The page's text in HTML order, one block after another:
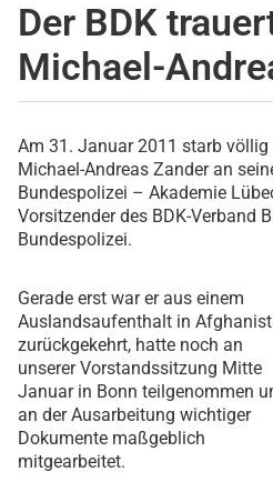
Der BDK
Michael-
Am 31. Januar 2011 starb
Michael-Andreas Zander an
Bundespolizei – Akademie
Vorsitzender des BDK-Verband
Bundespolizei.
Gerade erst war er aus einem
Auslandsaufenthalt in
zurückgekehrt, hatte noch an
unserer Vorstandssitzung Mitte
Januar in Bonn teilgenommen
an der Ausarbeitung wichtiger
Dokumente maßgeblich
mitgearbeitet.